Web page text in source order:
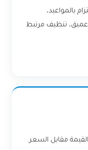
بالمواعيد،
عميق، تنظيف مرتبط
مقابل السعر.